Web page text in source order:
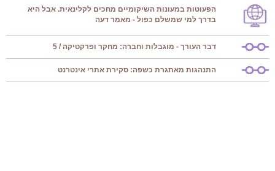
הפעוטות במעונות השיקומיים מחכים לקלינאית. אבל היא
בדרך למי שמשלם כפול - מאמר דעה
דבר העורך - מוגבלות וחברה: מחקר ופרקטיקה / 5
התנהגות מאתגרת כשפה: סקירת אתרי אינטרנט